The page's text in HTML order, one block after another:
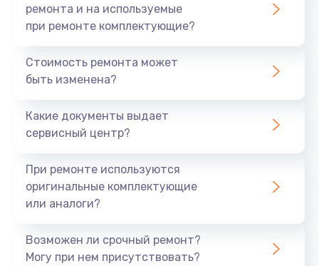
ремонта и на используемые
при ремонте комплектующие?
Стоимость ремонта может
быть изменена?
Какие документы выдает
сервисный центр?
При ремонте используются
оригинальные комплектующие
или аналоги?
Возможен ли срочный ремонт?
Могу при нем присутствовать?